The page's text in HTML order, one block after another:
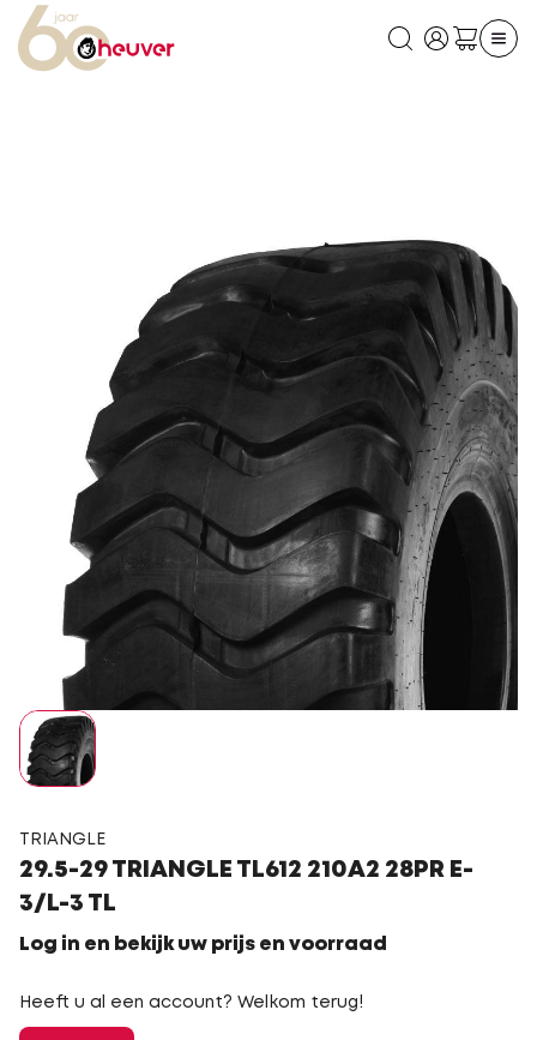
TRIANGLE
29.5-29 TRIANGLE TL612 210A2 28PR E-
3/L-3 TL
Log in en bekijk uw prijs en voorraad
Heeft u al een account? Welkom terug!